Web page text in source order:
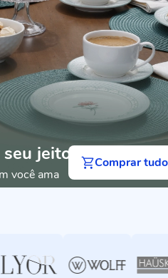
seu jeito
você ama
Comprar tudo